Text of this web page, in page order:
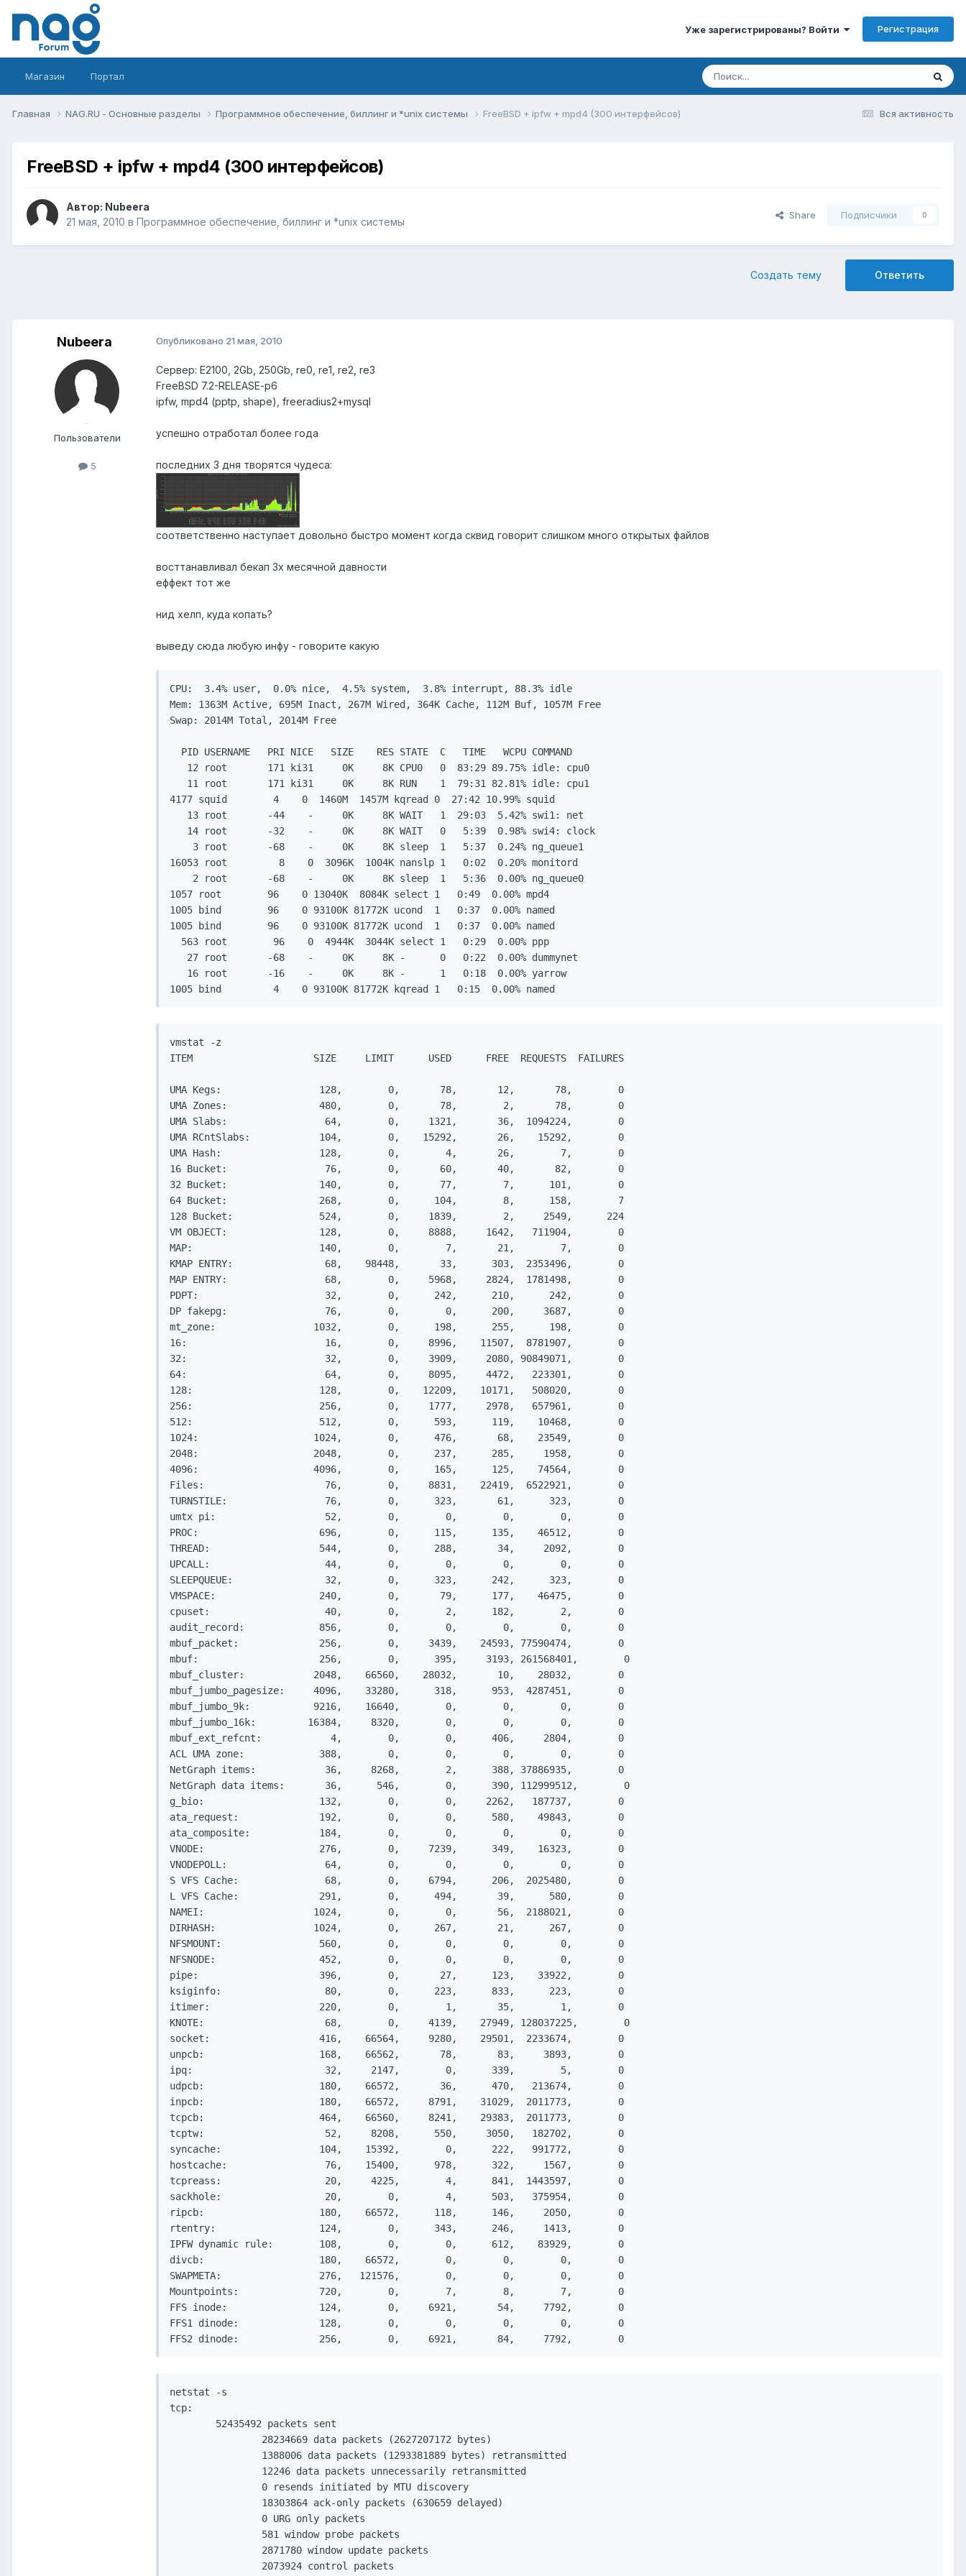
Уже зарегистрированы? Войти Регистрация
Магазин Портал
Вся активность
Главная NAG.RU - Основные разделы Программное обеспечение, биллинг и *unix системы FreeBSD + ipfw + mpd4 (300 интерфейсов)
FreeBSD + ipfw + mpd4 (300 интерфейсов)
Автор: Nubeera
21 мая, 2010 в Программное обеспечение, биллинг и *unix системы
Share Подписчики 0
Ответить
Создать тему
Nubeera
Пользователи
5
Опубликовано 21 мая, 2010
Сервер: E2100, 2Gb, 250Gb, re0, re1, re2, re3
FreeBSD 7.2-RELEASE-p6
ipfw, mpd4 (pptp, shape), freeradius2+mysql
успешно отработал более года
последних 3 дня творятся чудеса:
соответственно наступает довольно быстро момент когда сквид говорит слишком много открытых файлов
восттанавливал бекап 3х месячной давности
еффект тот же
нид хелп, куда копать?
выведу сюда любую инфу - говорите какую
CPU:  3.4% user,  0.0% nice,  4.5% system,  3.8% interrupt, 88.3% idle
Mem: 1363M Active, 695M Inact, 267M Wired, 364K Cache, 112M Buf, 1057M Free
Swap: 2014M Total, 2014M Free
PID USERNAME   PRI NICE   SIZE    RES STATE  C   TIME   WCPU COMMAND
12 root       171 ki31     0K     8K CPU0   0  83:29 89.75% idle: cpu0
11 root       171 ki31     0K     8K RUN    1  79:31 82.81% idle: cpu1
4177 squid        4    0  1460M  1457M kqread 0  27:42 10.99% squid
13 root       -44    -     0K     8K WAIT   1  29:03  5.42% swi1: net
14 root       -32    -     0K     8K WAIT   0   5:39  0.98% swi4: clock
3 root       -68    -     0K     8K sleep  1   5:37  0.24% ng_queue1
16053 root         8    0  3096K  1004K nanslp 1   0:02  0.20% monitord
2 root       -68    -     0K     8K sleep  1   5:36  0.00% ng_queue0
1057 root        96    0 13040K  8084K select 1   0:49  0.00% mpd4
1005 bind        96    0 93100K 81772K ucond  1   0:37  0.00% named
1005 bind        96    0 93100K 81772K ucond  1   0:37  0.00% named
563 root        96    0  4944K  3044K select 1   0:29  0.00% ppp
27 root       -68    -     0K     8K -      0   0:22  0.00% dummynet
16 root       -16    -     0K     8K -      1   0:18  0.00% yarrow
1005 bind         4    0 93100K 81772K kqread 1   0:15  0.00% named
vmstat -z
ITEM                     SIZE     LIMIT      USED      FREE  REQUESTS  FAILURES
UMA Kegs:                 128,        0,       78,       12,       78,        0
UMA Zones:                480,        0,       78,        2,       78,        0
UMA Slabs:                 64,        0,     1321,       36,  1094224,        0
UMA RCntSlabs:            104,        0,    15292,       26,    15292,        0
UMA Hash:                 128,        0,        4,       26,        7,        0
16 Bucket:                 76,        0,       60,       40,       82,        0
32 Bucket:                140,        0,       77,        7,      101,        0
64 Bucket:                268,        0,      104,        8,      158,        7
128 Bucket:               524,        0,     1839,        2,     2549,      224
VM OBJECT:                128,        0,     8888,     1642,   711904,        0
MAP:                      140,        0,        7,       21,        7,        0
KMAP ENTRY:                68,    98448,       33,      303,  2353496,        0
MAP ENTRY:                 68,        0,     5968,     2824,  1781498,        0
PDPT:                      32,        0,      242,      210,      242,        0
DP fakepg:                 76,        0,        0,      200,     3687,        0
mt_zone:                 1032,        0,      198,      255,      198,        0
16:                        16,        0,     8996,    11507,  8781907,        0
32:                        32,        0,     3909,     2080, 90849071,        0
64:                        64,        0,     8095,     4472,   223301,        0
128:                      128,        0,    12209,    10171,   508020,        0
256:                      256,        0,     1777,     2978,   657961,        0
512:                      512,        0,      593,      119,    10468,        0
1024:                    1024,        0,      476,       68,    23549,        0
2048:                    2048,        0,      237,      285,     1958,        0
4096:                    4096,        0,      165,      125,    74564,        0
Files:                     76,        0,     8831,    22419,  6522921,        0
TURNSTILE:                 76,        0,      323,       61,      323,        0
umtx pi:                   52,        0,        0,        0,        0,        0
PROC:                     696,        0,      115,      135,    46512,        0
THREAD:                   544,        0,      288,       34,     2092,        0
UPCALL:                    44,        0,        0,        0,        0,        0
SLEEPQUEUE:                32,        0,      323,      242,      323,        0
VMSPACE:                  240,        0,       79,      177,    46475,        0
cpuset:                    40,        0,        2,      182,        2,        0
audit_record:             856,        0,        0,        0,        0,        0
mbuf_packet:              256,        0,     3439,    24593, 77590474,        0
mbuf:                     256,        0,      395,     3193, 261568401,        0
mbuf_cluster:            2048,    66560,    28032,       10,    28032,        0
mbuf_jumbo_pagesize:     4096,    33280,      318,      953,  4287451,        0
mbuf_jumbo_9k:           9216,    16640,        0,        0,        0,        0
mbuf_jumbo_16k:         16384,     8320,        0,        0,        0,        0
mbuf_ext_refcnt:            4,        0,        0,      406,     2804,        0
ACL UMA zone:             388,        0,        0,        0,        0,        0
NetGraph items:            36,     8268,        2,      388, 37886935,        0
NetGraph data items:       36,      546,        0,      390, 112999512,        0
g_bio:                    132,        0,        0,     2262,   187737,        0
ata_request:              192,        0,        0,      580,    49843,        0
ata_composite:            184,        0,        0,        0,        0,        0
VNODE:                    276,        0,     7239,      349,    16323,        0
VNODEPOLL:                 64,        0,        0,        0,        0,        0
S VFS Cache:               68,        0,     6794,      206,  2025480,        0
L VFS Cache:              291,        0,      494,       39,      580,        0
NAMEI:                   1024,        0,        0,       56,  2188021,        0
DIRHASH:                 1024,        0,      267,       21,      267,        0
NFSMOUNT:                 560,        0,        0,        0,        0,        0
NFSNODE:                  452,        0,        0,        0,        0,        0
pipe:                     396,        0,       27,      123,    33922,        0
ksiginfo:                  80,        0,      223,      833,      223,        0
itimer:                   220,        0,        1,       35,        1,        0
KNOTE:                     68,        0,     4139,    27949, 128037225,        0
socket:                   416,    66564,     9280,    29501,  2233674,        0
unpcb:                    168,    66562,       78,       83,     3893,        0
ipq:                       32,     2147,        0,      339,        5,        0
udpcb:                    180,    66572,       36,      470,   213674,        0
inpcb:                    180,    66572,     8791,    31029,  2011773,        0
tcpcb:                    464,    66560,     8241,    29383,  2011773,        0
tcptw:                     52,     8208,      550,     3050,   182702,        0
syncache:                 104,    15392,        0,      222,   991772,        0
hostcache:                 76,    15400,      978,      322,     1567,        0
tcpreass:                  20,     4225,        4,      841,  1443597,        0
sackhole:                  20,        0,        4,      503,   375954,        0
ripcb:                    180,    66572,      118,      146,     2050,        0
rtentry:                  124,        0,      343,      246,     1413,        0
IPFW dynamic rule:        108,        0,        0,      612,    83929,        0
divcb:                    180,    66572,        0,        0,        0,        0
SWAPMETA:                 276,   121576,        0,        0,        0,        0
Mountpoints:              720,        0,        7,        8,        7,        0
FFS inode:                124,        0,     6921,       54,     7792,        0
FFS1 dinode:              128,        0,        0,        0,        0,        0
FFS2 dinode:              256,        0,     6921,       84,     7792,        0
netstat -s
tcp:
52435492 packets sent
28234669 data packets (2627207172 bytes)
1388006 data packets (1293381889 bytes) retransmitted
12246 data packets unnecessarily retransmitted
0 resends initiated by MTU discovery
18303864 ack-only packets (630659 delayed)
0 URG only packets
581 window probe packets
2871780 window update packets
2073924 control packets